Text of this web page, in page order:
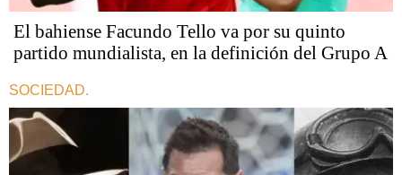
El bahiense Facundo Tello va por su quinto
partido mundialista, en la definición del Grupo A
SOCIEDAD.